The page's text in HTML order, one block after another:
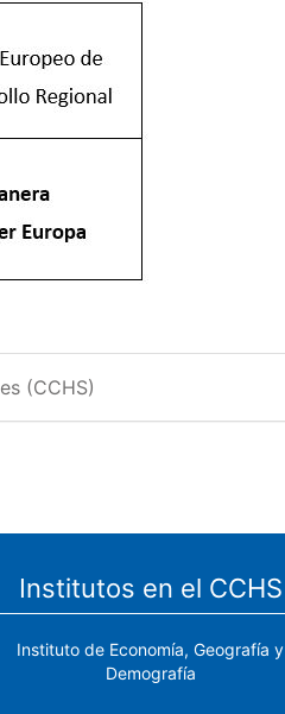
(CCHS)
Institutos en el CCHS
Instituto de Economía, Geografía y
Demografía